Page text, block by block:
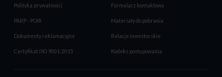
Polityka prywatności Formularz kontaktowy
PARP - POIR Materiały do pobrania
Dokumenty reklamacyjne Relacje inwestorskie
Certyfikat ISO 9001:2015 Kodeks postępowania